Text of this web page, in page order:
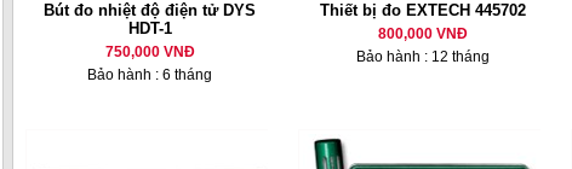
Bút đo nhiệt độ điện tử DYS
HDT-1
750,000 VNĐ
Bảo hành : 6 tháng
Thiết bị đo EXTECH 445702
800,000 VNĐ
Bảo hành : 12 tháng